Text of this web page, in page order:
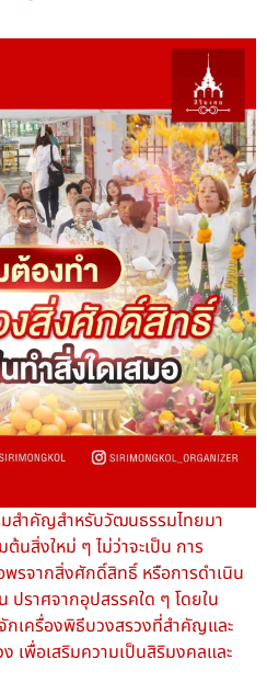
สำคัญสำหรับวัฒนธรรมไทยมา
ต้นสิ่งใหม่ ๆ ไม่ว่าจะเป็น การ
พรจากสิ่งศักดิ์สิทธิ์ หรือการดำเนิน
ปราศจากอุปสรรคใด ๆ โดยใน
กเครื่องพิธีบวงสรวงที่สำคัญและ
เพื่อเสริมความเป็นสิริมงคลและ